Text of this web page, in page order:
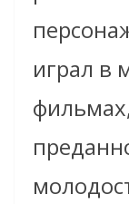
играл в